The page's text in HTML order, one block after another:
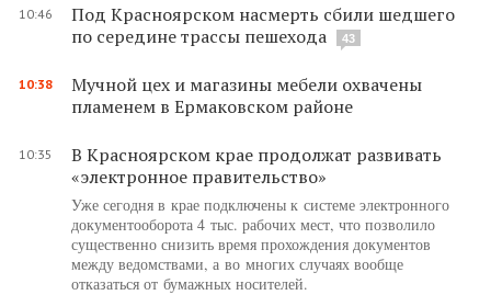
10:46
Под Красноярском насмерть сбили шедшего
по середине трассы пешехода
43
10:38
Мучной цех и магазины мебели охвачены
пламенем в Ермаковском районе
10:35
В Красноярском крае продолжат развивать
«электронное правительство»
Уже сегодня в крае подключены к системе электронного
документооборота 4 тыс. рабочих мест, что позволило
существенно снизить время прохождения документов
между ведомствами, а во многих случаях вообще
отказаться от бумажных носителей.